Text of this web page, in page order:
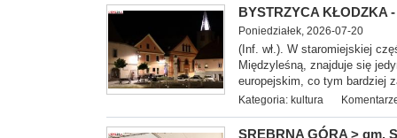
BYSTRZYCA KŁODZKA
Poniedziałek, 2026-07-20
(Inf. wł.). W staromiejskiej
Międzyleśną, znajduje się
europejskim, co tym bardziej
Kategoria: kultura
SREBRNA GÓRA > gm.